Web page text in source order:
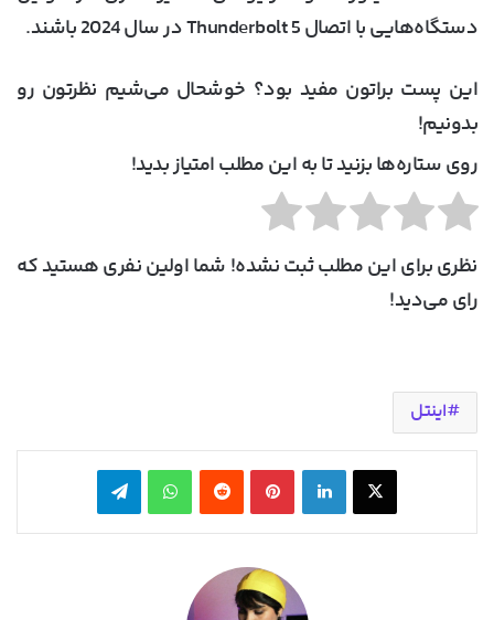
دستگاه‌هایی با اتصال Thunderbolt 5 در سال 2024 باشند.
این پست براتون مفید بود؟ خوشحال می‌شیم نظرتون رو
بدونیم!
روی ستاره‌ها بزنید تا به این مطلب امتیاز بدید!
نظری برای این مطلب ثبت نشده! شما اولین نفری هستید که
رای می‌دید!
اینتل
X لینکدین ‫پین‌ترست‫رددیت واتس آپ تلگرام